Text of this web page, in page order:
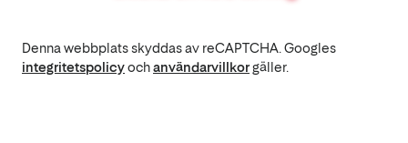
Denna webbplats skyddas av reCAPTCHA. Googles
integritetspolicyochanvändarvillkorgäller.